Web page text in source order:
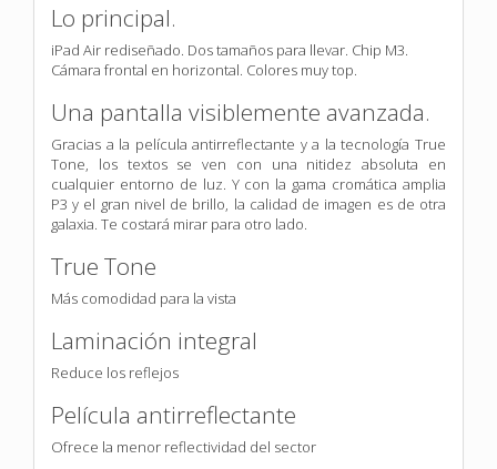
Lo principal.
iPad Air rediseñado. Dos tamaños para llevar. Chip M3.
Cámara frontal en horizontal. Colores muy top.
Una pantalla visiblemente avanzada.
Gracias a la película antirreflectante y a la tecnología True
Tone, los textos se ven con una nitidez absoluta en
cualquier entorno de luz. Y con la gama cromática amplia
P3 y el gran nivel de brillo, la calidad de imagen es de otra
galaxia. Te costará mirar para otro lado.
True Tone
Más comodidad para la vista
Laminación integral
Reduce los reflejos
Película antirreflectante
Ofrece la menor reflectividad del sector